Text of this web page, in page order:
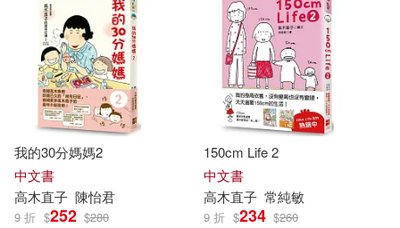
我的30分媽媽2
中文書
高木直子 陳怡君
9 折 $252 $280
150cm Life 2
中文書
高木直子 常純敏
9 折 $234 $260